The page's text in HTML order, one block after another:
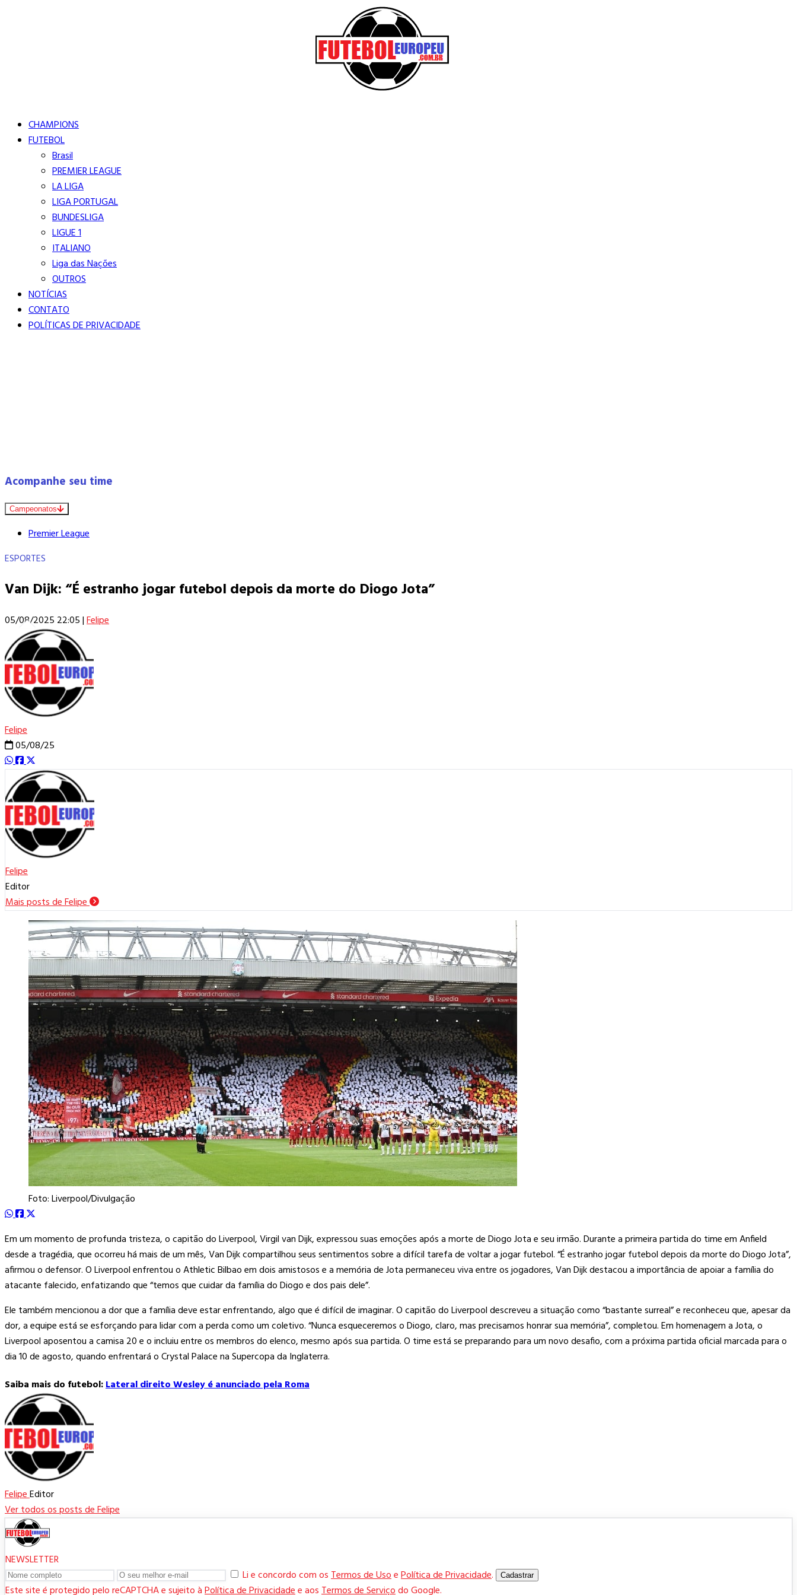
CHAMPIONS
FUTEBOL
Brasil
PREMIER LEAGUE
LA LIGA
LIGA PORTUGAL
BUNDESLIGA
LIGUE 1
ITALIANO
Liga das Nações
OUTROS
NOTÍCIAS
CONTATO
POLÍTICAS DE PRIVACIDADE
Acompanhe seu time
Campeonatos
Premier League
ESPORTES
Van Dijk: “É estranho jogar futebol depois da morte do Diogo Jota”
05/08/2025 22:05|Felipe
Felipe
05/08/25
Felipe
Editor
Mais posts de Felipe
Foto: Liverpool/Divulgação
Em um momento de profunda tristeza, o capitão do Liverpool, Virgil van Dijk, expressou suas emoções após a morte de Diogo Jota e seu irmão. Durante a primeira partida do time em Anfield
desde a tragédia, que ocorreu há mais de um mês, Van Dijk compartilhou seus sentimentos sobre a difícil tarefa de voltar a jogar futebol. “É estranho jogar futebol depois da morte do Diogo Jota”,
afirmou o defensor. O Liverpool enfrentou o Athletic Bilbao em dois amistosos e a memória de Jota permaneceu viva entre os jogadores, Van Dijk destacou a importância de apoiar a família do
atacante falecido, enfatizando que “temos que cuidar da família do Diogo e dos pais dele”.
Ele também mencionou a dor que a família deve estar enfrentando, algo que é difícil de imaginar. O capitão do Liverpool descreveu a situação como “bastante surreal” e reconheceu que, apesar da
dor, a equipe está se esforçando para lidar com a perda como um coletivo. “Nunca esqueceremos o Diogo, claro, mas precisamos honrar sua memória”, completou. Em homenagem a Jota, o
Liverpool aposentou a camisa 20 e o incluiu entre os membros do elenco, mesmo após sua partida. O time está se preparando para um novo desafio, com a próxima partida oficial marcada para o
dia 10 de agosto, quando enfrentará o Crystal Palace na Supercopa da Inglaterra.
Saiba mais do futebol:Lateral direito Wesley é anunciado pela Roma
FelipeEditor
Ver todos os posts de Felipe
NEWSLETTER
Li e concordo com osTermos de UsoePolítica de Privacidade. Cadastrar
Este site é protegido pelo reCAPTCHA e sujeito àPolítica de Privacidadee aosTermos de Serviçodo Google.